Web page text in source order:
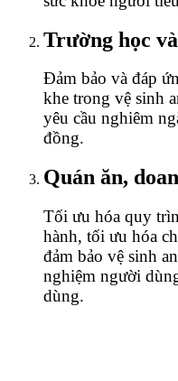
Trường học
Đảm bảo và đáp
khe trong vệ sinh
yêu cầu nghiêm
đồng.
Quán ăn,
Tối ưu hóa quy
hành, tối ưu hóa
đảm bảo vệ sinh
nghiệm người
dùng.